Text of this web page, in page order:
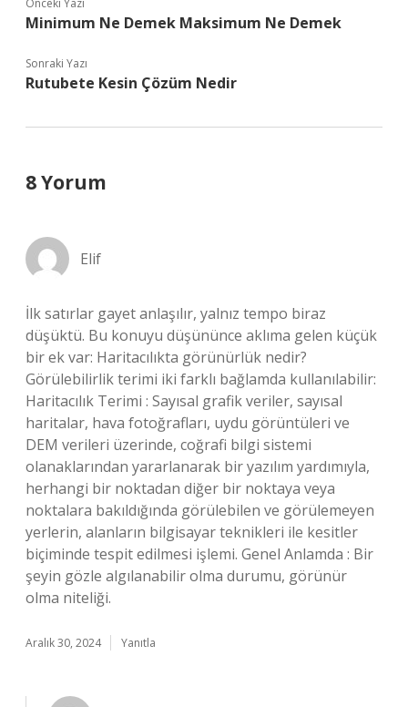
Önceki Yazı
Minimum Ne Demek Maksimum Ne Demek
Sonraki Yazı
Rutubete Kesin Çözüm Nedir
8 Yorum
Elif
İlk satırlar gayet anlaşılır, yalnız tempo biraz
düşüktü. Bu konuyu düşününce aklıma gelen küçük
bir ek var: Haritacılıkta görünürlük nedir?
Görülebilirlik terimi iki farklı bağlamda kullanılabilir:
Haritacılık Terimi : Sayısal grafik veriler, sayısal
haritalar, hava fotoğrafları, uydu görüntüleri ve
DEM verileri üzerinde, coğrafi bilgi sistemi
olanaklarından yararlanarak bir yazılım yardımıyla,
herhangi bir noktadan diğer bir noktaya veya
noktalara bakıldığında görülebilen ve görülemeyen
yerlerin, alanların bilgisayar teknikleri ile kesitler
biçiminde tespit edilmesi işlemi. Genel Anlamda : Bir
şeyin gözle algılanabilir olma durumu, görünür
olma niteliği.
Aralık 30, 2024 Yanıtla